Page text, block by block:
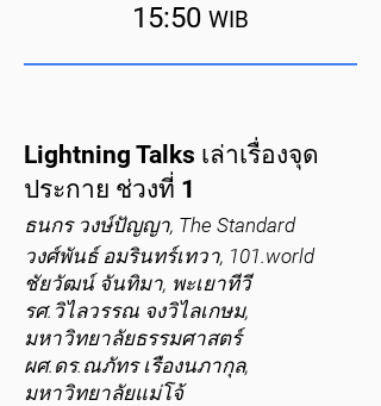
15:50 WIB
Lightning Talks เล่าเรื่องจุด
ประกาย ช่วงที่ 1
ธนกร วงษ์ปัญญา, The Standard
วงศ์พันธ์ อมรินทร์เทวา, 101.world
ชัยวัฒน์ จันทิมา, พะเยาทีวี
รศ.วิไลวรรณ จงวิไลเกษม,
มหาวิทยาลัยธรรมศาสตร์
ผศ.ดร.ณภัทร เรืองนภากุล,
มหาวิทยาลัยแม่โจ้